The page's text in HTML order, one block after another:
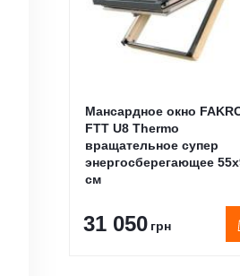
Мансардное окно
FTT U8 Thermo
вращательное супер
энергосберегающее
см
31 050 грн